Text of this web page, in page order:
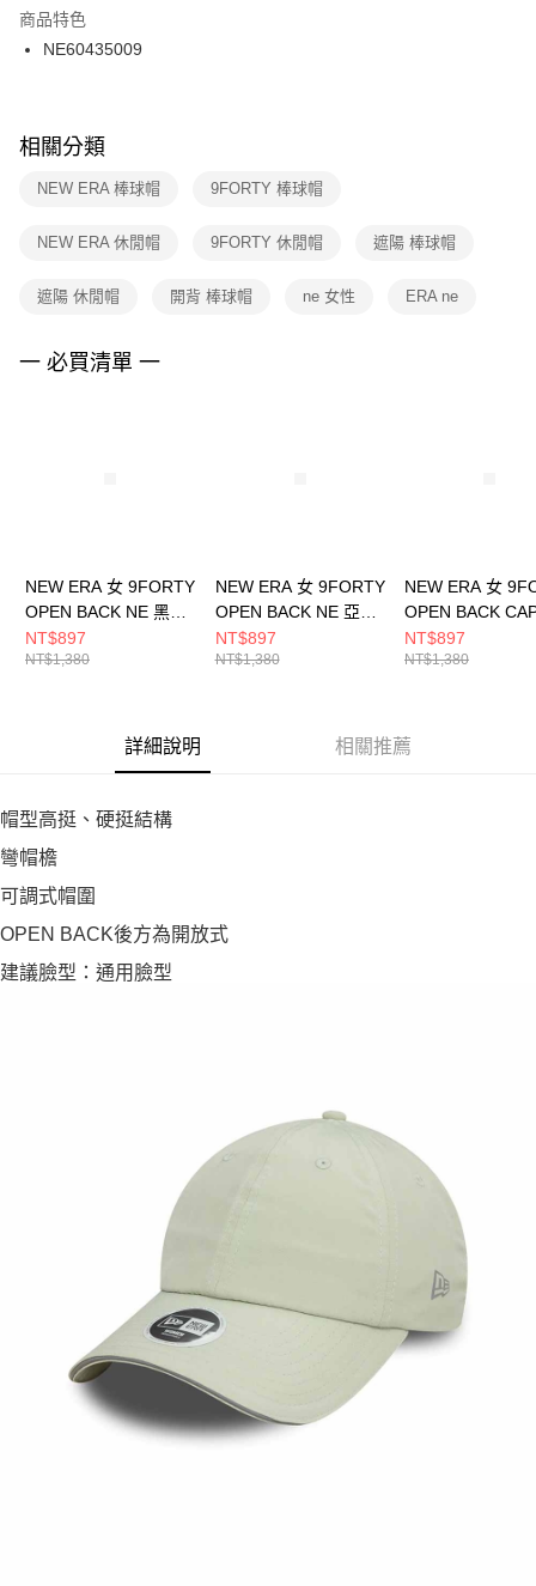
２．訂單成立數日內，您將收到繳費通知簡訊。
３．收到繳費通知簡訊後14天內，點擊此簡訊中的連結，可透過四大超商／
ATM／網路銀行／等多元方式進行付款，方視為交易完成。
※ 交易是否成功請以「AFTEE先享後付 」之結帳頁面顯示為準，若有關於
是否繳費成功／繳費後需取消欲退款等相關疑問，請聯繫「AFTEE先享後付
客戶支援中心」https://netprotections.freshdesk.com/support/home
１．透過由恩沛科技股份有限公司提供之「AFTEE先享後付」服務完成之交
權轉讓予恩沛科技股份有限公司。
３．未成年的使用者請事先徵得法定代理人或監護人之同意方可使用
「AFTEE先享後付」，若未經同意申辦者引起之損失，本公司不負相關責
付款後門市自取
每筆NT$100，滿NT$1,500(含以上)免運費
商品特色
NE60435009
相關分類
NEW ERA 棒球帽 9FORTY 棒球帽
NEW ERA 休閒帽 9FORTY 休閒帽 遮陽 棒球帽
遮陽 休閒帽 開背 棒球帽 ne 女性 ERA ne
一 必買清單 一
NEW ERA 女 9FORTY
OPEN BACK NE 黑
NE60434994
NT$897
NT$1,380
NEW ERA 女 9FORTY
OPEN BACK NE 亞麻
啡 NE60435010
NT$897
NT$1,380
NEW ERA 女
OPEN BACK
NEW ERA 黑
NE60667455
NT$897
NT$1,380
詳細說明 相關推薦
帽型高挺、硬挺結構
彎帽檐
可調式帽圍
OPEN BACK後方為開放式
建議臉型：通用臉型